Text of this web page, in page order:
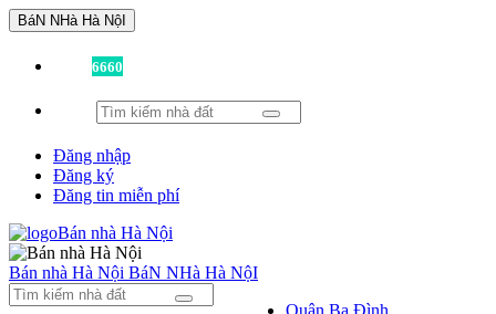
BáN NHà Hà NộI
6660
Đăng nhập
Đăng ký
Đăng tin miễn phí
Bán nhà Hà Nội BáN NHà Hà NộI
Quận Ba Đình